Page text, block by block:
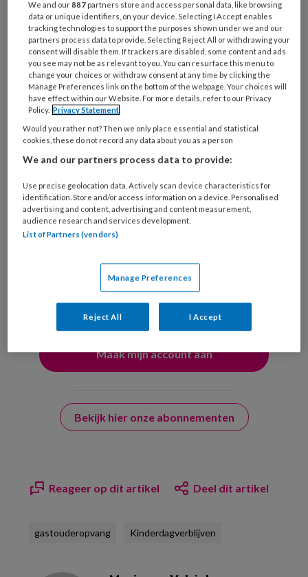
Bij
welke
organisatie
werk
je?
Untitled
Ontvang 2x per week de
KinderopvangTotaal nieuwsbrief
Ontvang iedere zondag het
Management Kinderopvang
Weekoverzicht
Ja, ik geef toestemming voor e-mails
van KinderopvangTotaal en
Springer Media B.V.
?
Uw bovenstaande gegevens kunnen worden toegevoegd aan
uw profiel in overeenstemming met onsprivacy statement
?
Bekijk hier onze abonnementen
Reageer op dit artikel Deel dit artikel
gastouderopvang Kinderdagverblijven
We and our887 partners store and access personal data, like browsing
data or unique identifiers, on your device. Selecting I Accept enables
tracking technologies to support the purposes shown under we and our
partners process data to provide. Selecting Reject All or withdrawing your
consent will disable them. If trackers are disabled, some content and ads
you see may not be as relevant to you. You can resurface this menu to
change your choices or withdraw consent at any time by clicking the
Manage Preferences link on the bottom of the webpage. Your choices will
have effect within our Website. For more details, refer to our Privacy
Policy. Privacy Statement
Would you rather not? Then we only place essential and statistical
cookies, these do not record any data about you as a person
We and our partners process data to provide:
Use precise geolocation data. Actively scan device characteristics for
identification. Store and/or access information on a device. Personalised
advertising and content, advertising and content measurement,
audience research and services development.
List of Partners (vendors)
Manage Preferences
Reject All I Accept